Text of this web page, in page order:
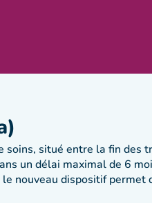
situé entre la fin
un délai maximal de 6
nouveau dispositif permet